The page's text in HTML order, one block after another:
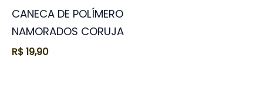
CANECA DE POLÍMERO
NAMORADOS CORUJA
R$19,90